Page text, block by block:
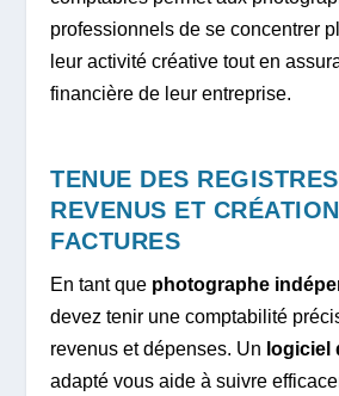
professionnels de se concentrer
leur activité créative tout en
financière de leur entreprise.
TENUE DES
REVENUS ET
FACTURES
En tant que photographe
devez tenir une comptabilité
revenus et dépenses. Un logiciel
adapté vous aide à suivre